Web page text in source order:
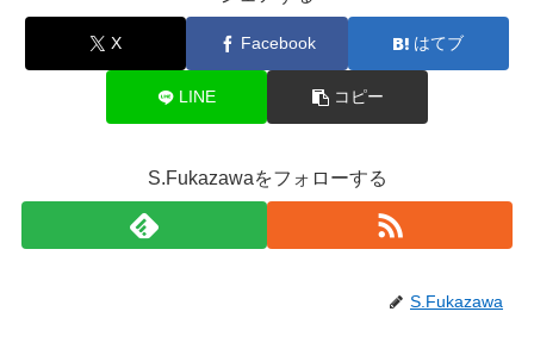
X Facebook はてブ
LINE コピー
S.Fukazawaをフォローする
S.Fukazawa